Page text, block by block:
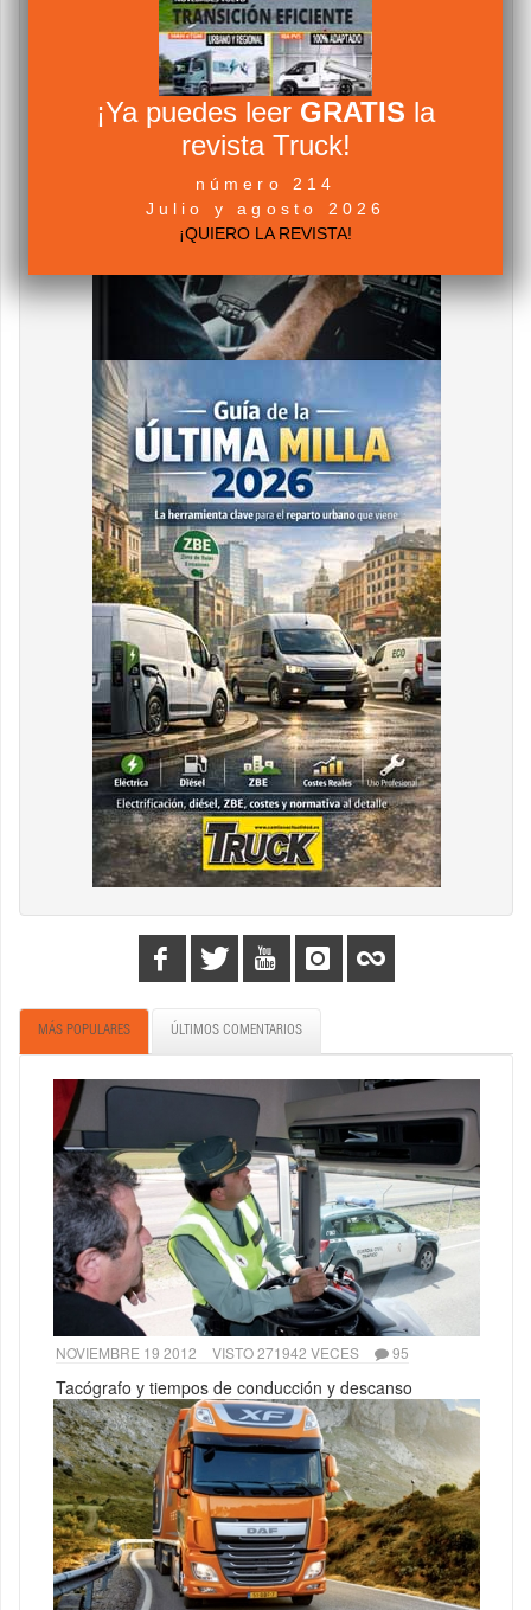
MÁS POPULARES ÚLTIMOS COMENTARIOS
NOVIEMBRE 19 2012 VISTO 271942 VECES 95
Tacógrafo y tiempos de conducción y descanso
¡Ya puedes leer GRATIS la
revista Truck!
número 214
Julio y agosto 2026
¡QUIERO LA REVISTA!